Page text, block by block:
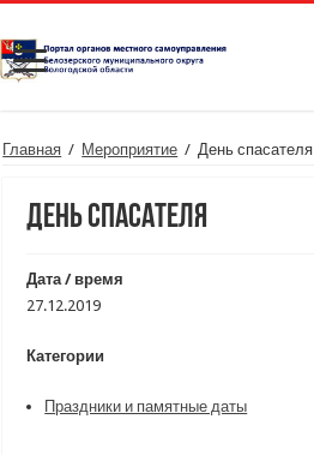
Главная / Мероприятие / День спасателя
День спасателя
Дата / время
27.12.2019
Категории
Праздники и памятные даты